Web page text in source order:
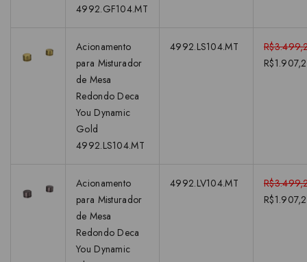
4992.GF104.MT
Acionamento
para Misturador
de Mesa
Redondo Deca
You Dynamic
Gold
4992.LS104.MT
4992.LS104.MT
Acionamento
para Misturador
de Mesa
Redondo Deca
You Dynamic
4992.LV104.MT